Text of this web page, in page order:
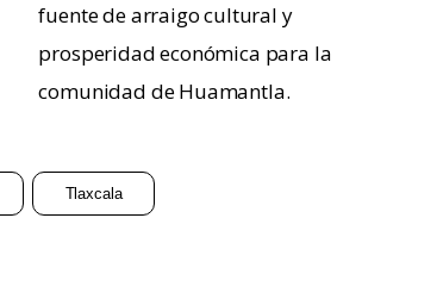
fuente de arraigo cultural y
prosperidad económica para la
comunidad de Huamantla.
Tlaxcala